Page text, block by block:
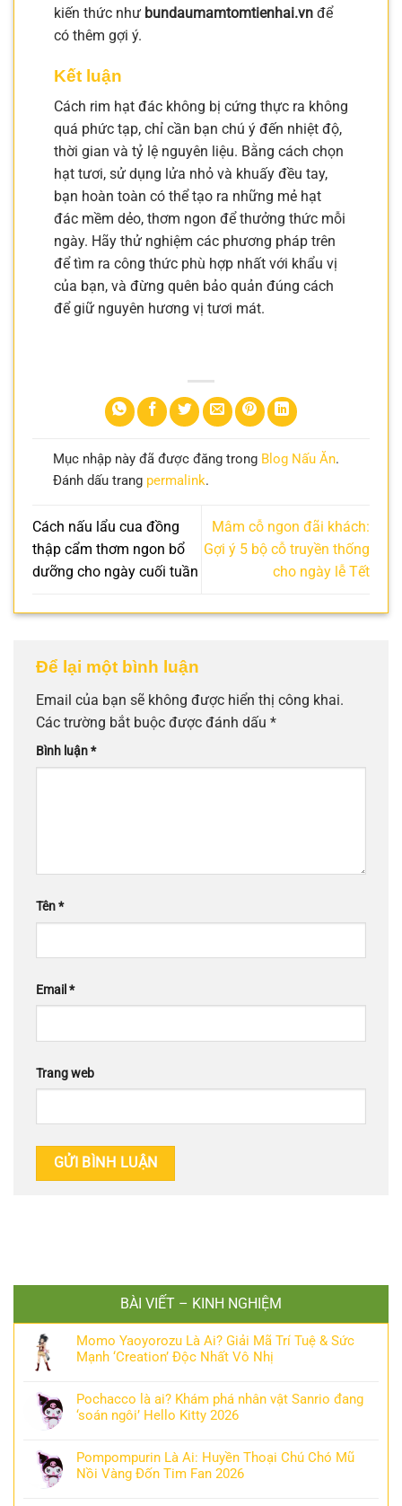
kiến thức như bundaumamtomtienhai.vn để
có thêm gợi ý.
Kết luận
Cách rim hạt đác không bị cứng thực ra không
quá phức tạp, chỉ cần bạn chú ý đến nhiệt độ,
thời gian và tỷ lệ nguyên liệu. Bằng cách chọn
hạt tươi, sử dụng lửa nhỏ và khuấy đều tay,
bạn hoàn toàn có thể tạo ra những mẻ hạt
đác mềm dẻo, thơm ngon để thưởng thức mỗi
ngày. Hãy thử nghiệm các phương pháp trên
để tìm ra công thức phù hợp nhất với khẩu vị
của bạn, và đừng quên bảo quản đúng cách
để giữ nguyên hương vị tươi mát.
Mục nhập này đã được đăng trong Blog Nấu Ăn.
Đánh dấu trang permalink.
Cách nấu lẩu cua đồng
thập cẩm thơm ngon bổ
dưỡng cho ngày cuối tuần
Mâm cỗ ngon đãi khách:
Gợi ý 5 bộ cỗ truyền thống
cho ngày lễ Tết
Để lại một bình luận
Email của bạn sẽ không được hiển thị công khai.
Các trường bắt buộc được đánh dấu *
Bình luận*
Tên*
Email *
Trang web
BÀI VIẾT – KINH NGHIỆM
Momo Yaoyorozu Là Ai? Giải Mã Trí Tuệ & Sức
Mạnh ‘Creation’ Độc Nhất Vô Nhị
Pochacco là ai? Khám phá nhân vật Sanrio đang
‘soán ngôi’ Hello Kitty 2026
Pompompurin Là Ai: Huyền Thoại Chú Chó Mũ
Nồi Vàng Đốn Tim Fan 2026